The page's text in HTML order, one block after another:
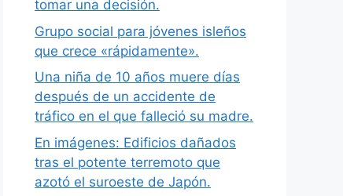
tomar una decisión.
Grupo social para jóvenes isleños
que crece «rápidamente».
Una niña de 10 años muere días
después de un accidente de
tráfico en el que falleció su madre.
En imágenes: Edificios dañados
tras el potente terremoto que
azotó el suroeste de Japón.